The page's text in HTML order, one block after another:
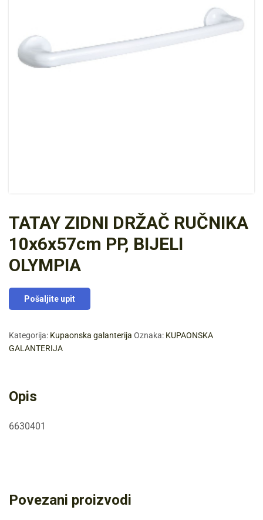
TATAY ZIDNI DRŽAČ RUČNIKA
10x6x57cm PP, BIJELI
OLYMPIA
Pošaljite upit
Kategorija: Kupaonska galanterija Oznaka: KUPAONSKA
GALANTERIJA
Opis
6630401
Povezani proizvodi